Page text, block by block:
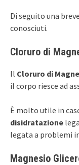
Di seguito una
conosciuti.
Cloruro di
Il Cloruro di
il corpo riesce ad
È molto utile in
disidratazione
legata a problemi
Magnesio